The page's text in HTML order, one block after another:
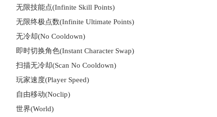
无限技能点(Infinite Skill Points)
无限终极点数(Infinite Ultimate Points)
无冷却(No Cooldown)
即时切换角色(Instant Character Swap)
扫描无冷却(Scan No Cooldown)
玩家速度(Player Speed)
自由移动(Noclip)
世界(World)